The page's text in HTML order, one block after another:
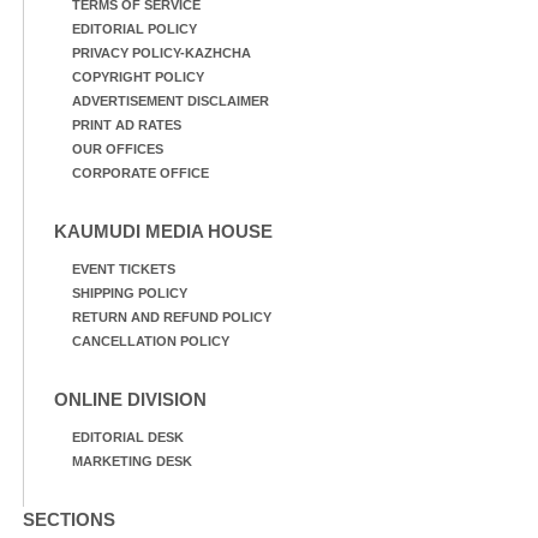
TERMS OF SERVICE
EDITORIAL POLICY
PRIVACY POLICY-KAZHCHA
COPYRIGHT POLICY
ADVERTISEMENT DISCLAIMER
PRINT AD RATES
OUR OFFICES
CORPORATE OFFICE
KAUMUDI MEDIA HOUSE
EVENT TICKETS
SHIPPING POLICY
RETURN AND REFUND POLICY
CANCELLATION POLICY
ONLINE DIVISION
EDITORIAL DESK
MARKETING DESK
SECTIONS